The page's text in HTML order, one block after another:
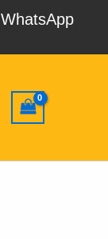
WhatsApp